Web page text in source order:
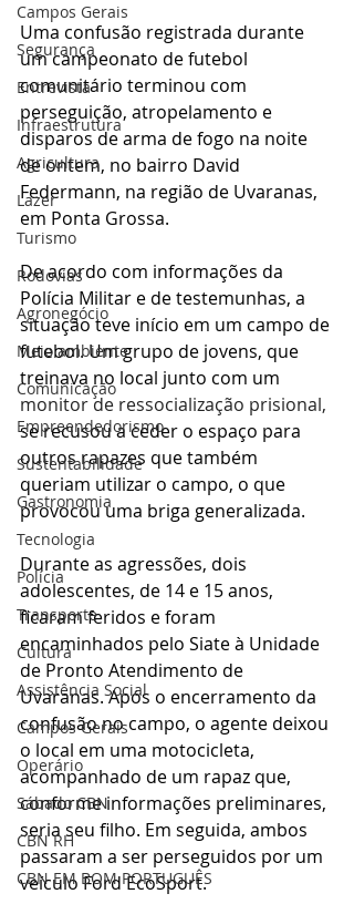
Campos Gerais
Segurança
Entrevista
Infraestrutura
Agricultura
Lazer
Turismo
Rodovias
Agronegócio
Meio ambiente
Comunicação
Empreendedorismo
Sustentabilidade
Gastronomia
Tecnologia
Polícia
Transporte
Cultura
Assistência Social
Campos Gerais
Operário
Sábado CBN
CBN RH
CBN EM BOM PORTUGUÊS
Uma confusão registrada durante
um campeonato de futebol
comunitário terminou com
perseguição, atropelamento e
disparos de arma de fogo na noite
de ontem, no bairro David
Federmann, na região de Uvaranas,
em Ponta Grossa.
De acordo com informações da
Polícia Militar e de testemunhas, a
situação teve início em um campo de
futebol. Um grupo de jovens, que
treinava no local junto com um
monitor de ressocialização prisional,
se recusou a ceder o espaço para
outros rapazes que também
queriam utilizar o campo, o que
provocou uma briga generalizada.
Durante as agressões, dois
adolescentes, de 14 e 15 anos,
ficaram feridos e foram
encaminhados pelo Siate à Unidade
de Pronto Atendimento de
Uvaranas. Após o encerramento da
confusão no campo, o agente deixou
o local em uma motocicleta,
acompanhado de um rapaz que,
conforme informações preliminares,
seria seu filho. Em seguida, ambos
passaram a ser perseguidos por um
veículo Ford EcoSport.